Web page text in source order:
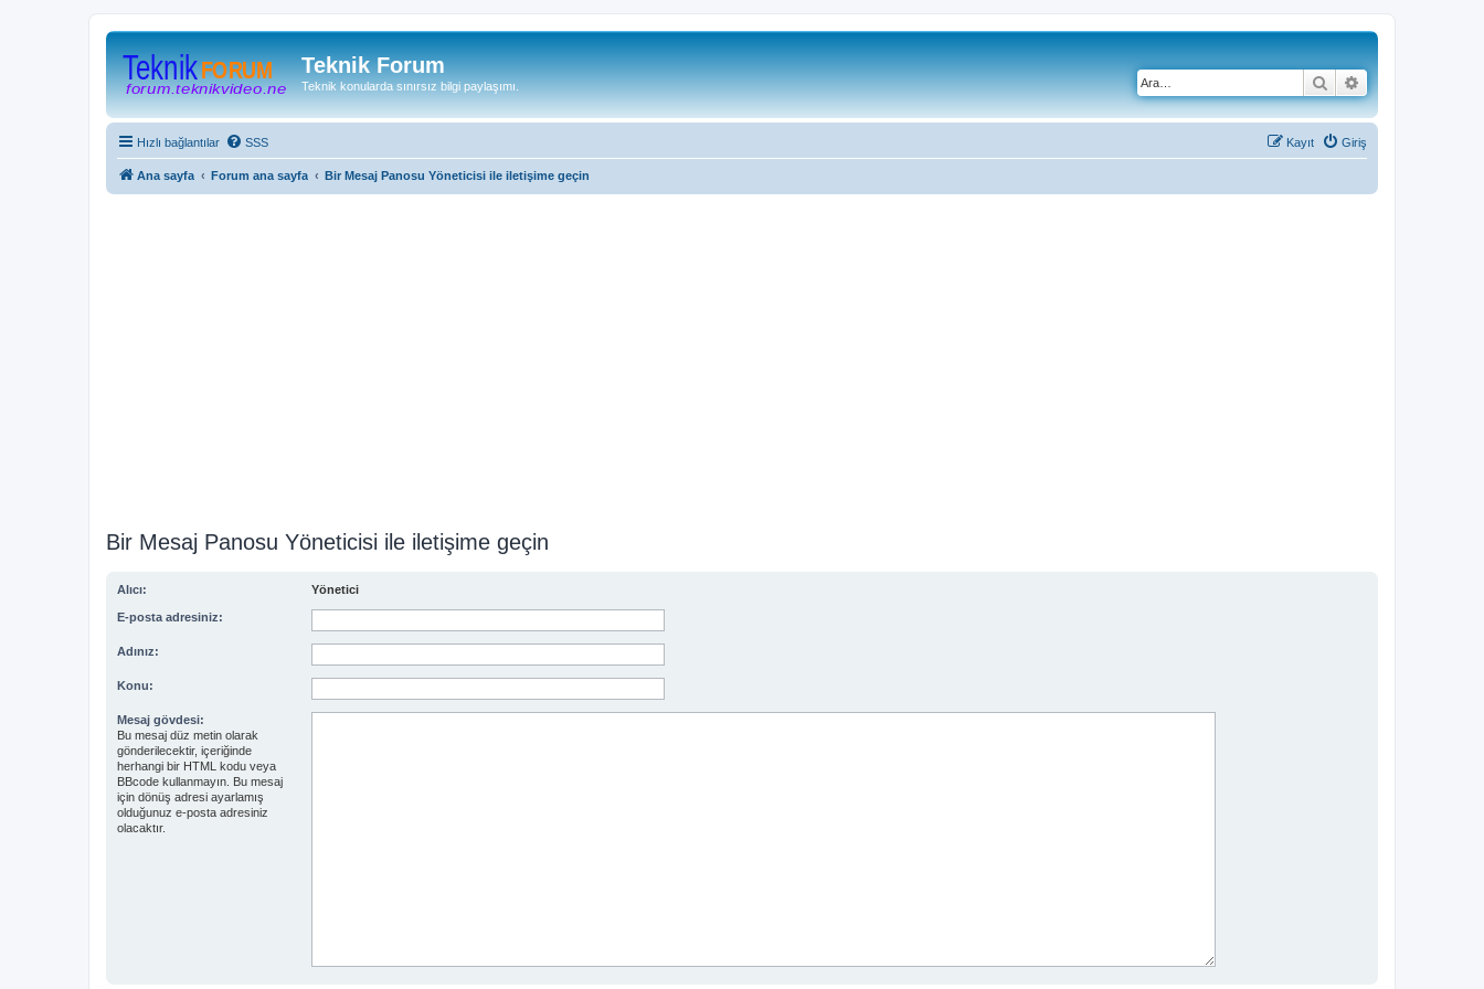
Teknik Forum
Teknik konularda sınırsız bilgi paylaşımı. Ara Gelişmiş arama
Hızlı bağlantılar SSS Giriş
Kayıt
Ana sayfa Forum ana sayfa Bir Mesaj Panosu Yöneticisi ile iletişime geçin
Bir Mesaj Panosu Yöneticisi ile iletişime geçin
Alıcı: Yönetici
E-posta adresiniz:
Adınız:
Konu:
Mesaj gövdesi:
Bu mesaj düz metin olarak
gönderilecektir, içeriğinde
herhangi bir HTML kodu veya
BBcode kullanmayın. Bu mesaj
için dönüş adresi ayarlamış
olduğunuz e-posta adresiniz
olacaktır.